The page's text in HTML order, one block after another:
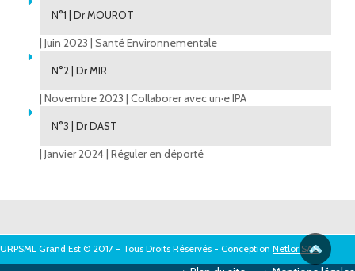
N°1 | Dr MOUROT
| Juin 2023 | Santé Environnementale
N°2 | Dr MIR
| Novembre 2023 | Collaborer avec un·e IPA
N°3 | Dr DAST
| Janvier 2024 | Réguler en déporté
URPSML Grand Est © 2017 - Tous Droits Réservés - Conception Netlor SAS